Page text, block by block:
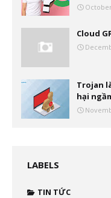
Cloud
Trojan
hại
LABELS
TIN TỨC